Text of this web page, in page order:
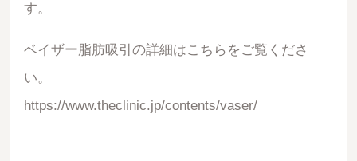
す。
ベイザー脂肪吸引の詳細はこちらをご覧くださ
い。
https://www.theclinic.jp/contents/vaser/